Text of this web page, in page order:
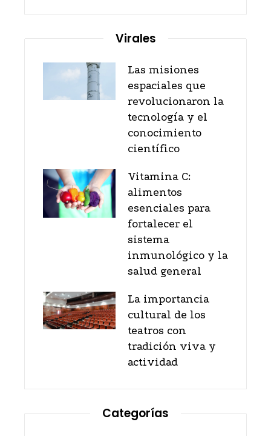
Virales
Las misiones
espaciales que
revolucionaron la
tecnología y el
conocimiento
científico
Vitamina C:
alimentos
esenciales para
fortalecer el
sistema
inmunológico y la
salud general
La importancia
cultural de los
teatros con
tradición viva y
actividad
Categorías